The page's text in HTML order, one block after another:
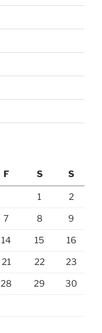
F S S
1 2
7 8 9
14 15 16
21 22 23
28 29 30